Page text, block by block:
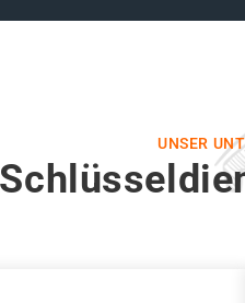
UNSER